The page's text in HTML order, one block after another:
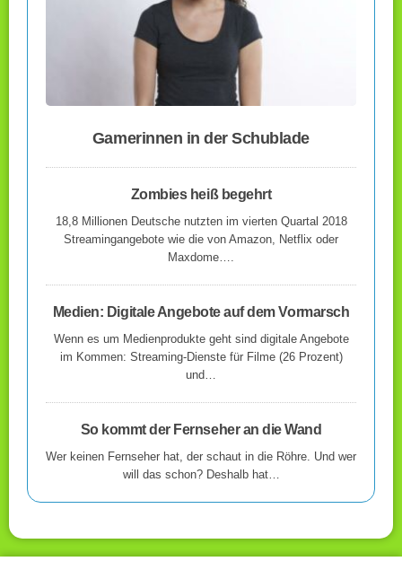
Gamerinnen in der Schublade
Zombies heiß begehrt
18,8 Millionen Deutsche nutzten im vierten Quartal 2018
Streamingangebote wie die von Amazon, Netflix oder
Maxdome….
Medien: Digitale Angebote auf dem Vormarsch
Wenn es um Medienprodukte geht sind digitale Angebote
im Kommen: Streaming-Dienste für Filme (26 Prozent)
und…
So kommt der Fernseher an die Wand
Wer keinen Fernseher hat, der schaut in die Röhre. Und wer
will das schon? Deshalb hat…